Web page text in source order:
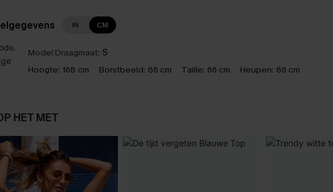
IN CM
Model Draagmaat: S
Hoogte: 168 cm Borstbeeld: 86 cm Taille: 66 cm Heupen: 86 cm
HET MET